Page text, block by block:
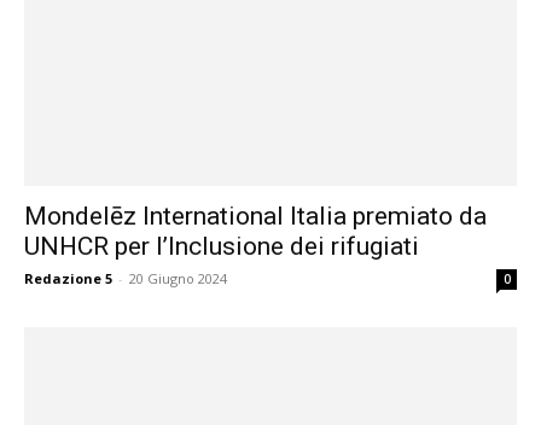
Mondelēz International Italia premiato da
UNHCR per l’Inclusione dei rifugiati
Redazione 5 - 20 Giugno 2024 0